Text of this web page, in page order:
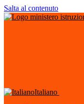
Salta al contenuto
Italiano